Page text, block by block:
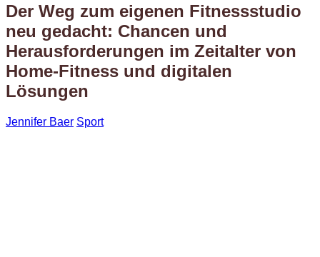
Der Weg zum eigenen Fitnessstudio
neu gedacht: Chancen und
Herausforderungen im Zeitalter von
Home-Fitness und digitalen
Lösungen
Jennifer Baer Sport